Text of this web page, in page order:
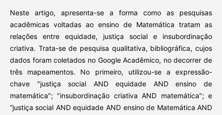
Neste artigo, apresenta-se a forma como as pesquisas
acadêmicas voltadas ao ensino de Matemática tratam as
relações entre equidade, justiça social e insubordinação
criativa. Trata-se de pesquisa qualitativa, bibliográfica, cujos
dados foram coletados no Google Acadêmico, no decorrer de
três mapeamentos. No primeiro, utilizou-se a expressão-
chave "justiça social AND equidade AND ensino de
matemática"; "insubordinação criativa AND matemática"; e
“justiça social AND equidade AND ensino de Matemática AND